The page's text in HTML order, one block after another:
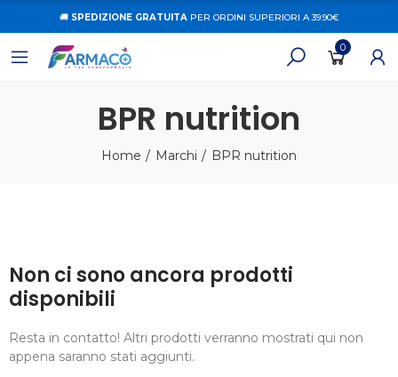
🚚 SPEDIZIONE GRATUITAPER ORDINI SUPERIORI A 39.90€
0
BPR nutrition
Home Marchi BPR nutrition
Non ci sono ancora prodotti
disponibili
Resta in contatto! Altri prodotti verranno mostrati qui non
appena saranno stati aggiunti.